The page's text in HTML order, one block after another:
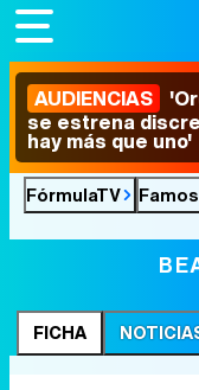
AUDIENCIAS
se estrena
hay más que uno'
FórmulaTV
FICHA